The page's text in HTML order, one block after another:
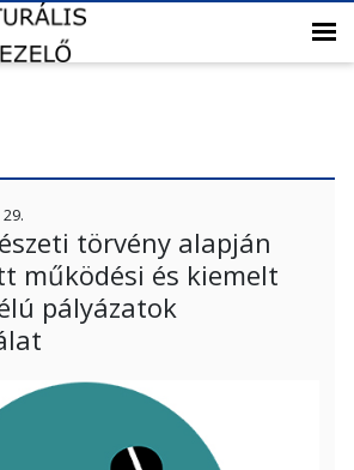
törvény alapján
működési és kiemelt
pályázatok